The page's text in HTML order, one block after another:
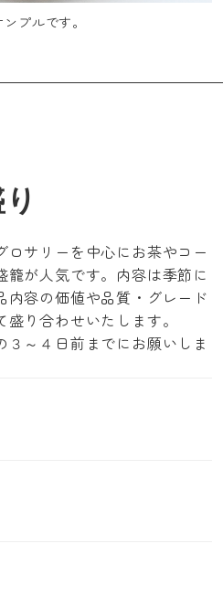
プルです。
サリーを中心にお茶やコー
籠が人気です。内容は季節に
内容の価値や品質・グレード
り合わせいたします。
～４日前までにお願いしま